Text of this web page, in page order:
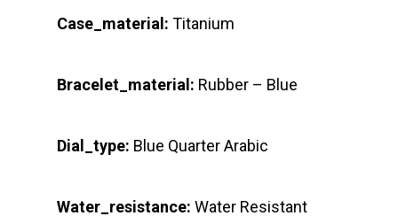
Case_material: Titanium
Bracelet_material: Rubber – Blue
Dial_type: Blue Quarter Arabic
Water_resistance: Water Resistant